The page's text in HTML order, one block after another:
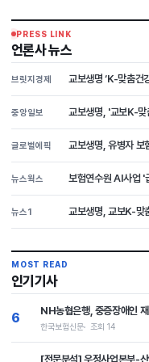
PRESS LINK
언론사 뉴스
브릿지경제 교보생명 ‘K-맞춤건
중앙일보 교보생명, '교보K-맞
글로벌에픽 교보생명, 유병자 보
뉴스웍스 보험연수원 AI사업
뉴스1 교보생명, 교보K-맞
MOST READ
인기기사
6 NH농협은행, 중증장애인
한국보험신문 조회 14
[전문분석] 우정사업본부-